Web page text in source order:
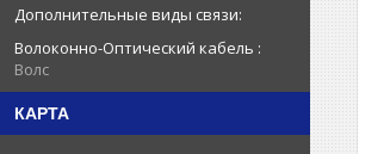
Волоконно-Оптический кабель
Волс
КАРТА